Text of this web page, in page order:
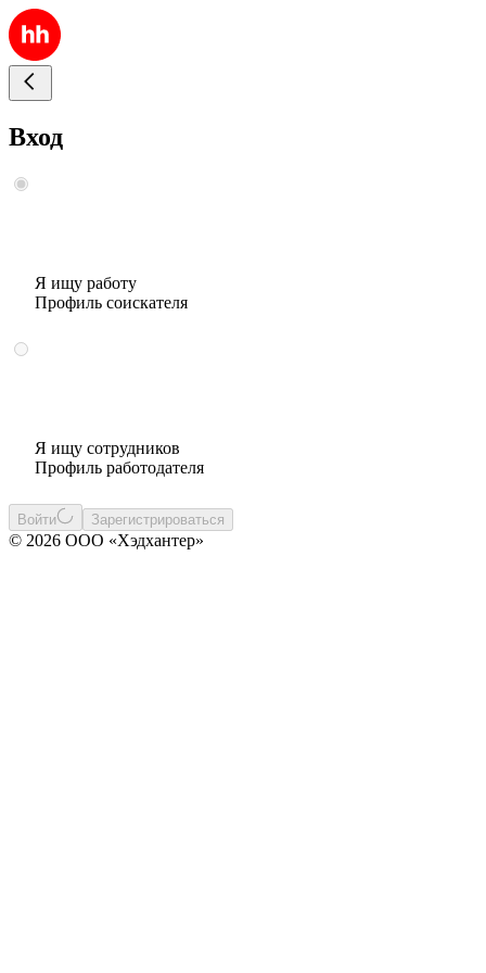
Вход
Я ищу работу
Профиль соискателя
Я ищу сотрудников
Профиль работодателя
Войти Зарегистрироваться
© 2026 ООО «Хэдхантер»